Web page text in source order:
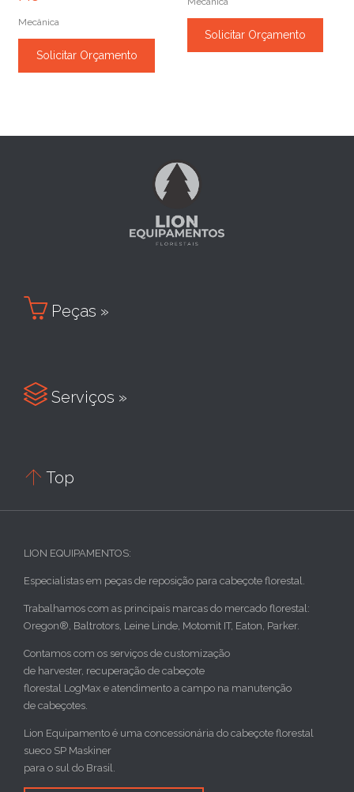
Mecânica
Solicitar Orçamento
Solicitar Orçamento
 Peças »
 Serviços »
 Top
LION EQUIPAMENTOS:
Especialistas em peças de reposição para cabeçote florestal.
Trabalhamos com as principais marcas do mercado florestal:
Oregon®, Baltrotors, Leine Linde, Motomit IT, Eaton, Parker.
Contamos com os serviços de customização
de harvester, recuperação de cabeçote
florestal LogMax e atendimento a campo na manutenção
de cabeçotes.
Lion Equipamento é uma concessionária do cabeçote florestal
sueco SP Maskiner
para o sul do Brasil.